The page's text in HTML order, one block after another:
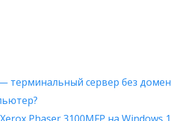
терминальный сервер без